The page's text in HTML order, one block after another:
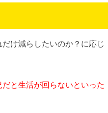
け減らしたいのか？に応じ
と生活が回らないといった